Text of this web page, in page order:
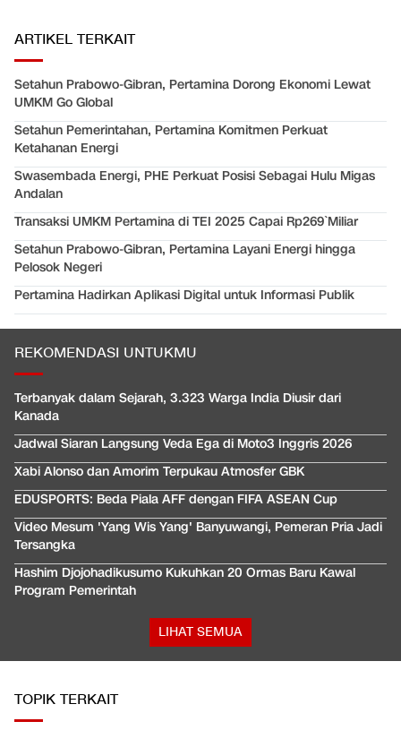
ARTIKEL TERKAIT
Setahun Prabowo-Gibran, Pertamina Dorong Ekonomi Lewat
UMKM Go Global
Setahun Pemerintahan, Pertamina Komitmen Perkuat
Ketahanan Energi
Swasembada Energi, PHE Perkuat Posisi Sebagai Hulu Migas
Andalan
Transaksi UMKM Pertamina di TEI 2025 Capai Rp269`Miliar
Setahun Prabowo-Gibran, Pertamina Layani Energi hingga
Pelosok Negeri
Pertamina Hadirkan Aplikasi Digital untuk Informasi Publik
REKOMENDASI UNTUKMU
Terbanyak dalam Sejarah, 3.323 Warga India Diusir dari
Kanada
Jadwal Siaran Langsung Veda Ega di Moto3 Inggris 2026
Xabi Alonso dan Amorim Terpukau Atmosfer GBK
EDUSPORTS: Beda Piala AFF dengan FIFA ASEAN Cup
Video Mesum 'Yang Wis Yang' Banyuwangi, Pemeran Pria Jadi
Tersangka
Hashim Djojohadikusumo Kukuhkan 20 Ormas Baru Kawal
Program Pemerintah
LIHAT SEMUA
TOPIK TERKAIT